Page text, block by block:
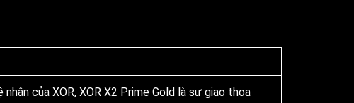
của XOR, XOR X2 Prime Gold là sự giao thoa